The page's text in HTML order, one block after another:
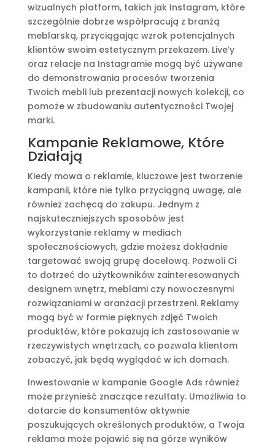
wizualnych platform, takich jak Instagram, które
szczególnie dobrze współpracują z branżą
meblarską, przyciągając wzrok potencjalnych
klientów swoim estetycznym przekazem. Live’y
oraz relacje na Instagramie mogą być używane
do demonstrowania procesów tworzenia
Twoich mebli lub prezentacji nowych kolekcji, co
pomoże w zbudowaniu autentyczności Twojej
marki.
Kampanie Reklamowe, Które
Działają
Kiedy mowa o reklamie, kluczowe jest tworzenie
kampanii, które nie tylko przyciągną uwagę, ale
również zachęcą do zakupu. Jednym z
najskuteczniejszych sposobów jest
wykorzystanie reklamy w mediach
społecznościowych, gdzie możesz dokładnie
targetować swoją grupę docelową. Pozwoli Ci
to dotrzeć do użytkowników zainteresowanych
designem wnętrz, meblami czy nowoczesnymi
rozwiązaniami w aranżacji przestrzeni. Reklamy
mogą być w formie pięknych zdjęć Twoich
produktów, które pokazują ich zastosowanie w
rzeczywistych wnętrzach, co pozwala klientom
zobaczyć, jak będą wyglądać w ich domach.
Inwestowanie w kampanie Google Ads również
może przynieść znaczące rezultaty. Umożliwia to
dotarcie do konsumentów aktywnie
poszukujących określonych produktów, a Twoja
reklama może pojawić się na górze wyników